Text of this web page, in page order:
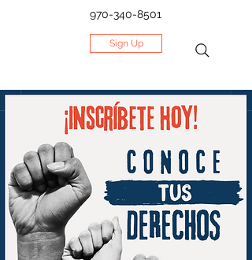
970-340-8501
Sign Up